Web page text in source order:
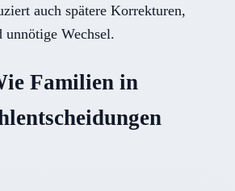
auch spätere Korrekturen,
unnötige Wechsel.
Familien in